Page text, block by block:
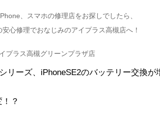
、スマホの修理店をお探しでしたら、
心修理でおなじみのアイプラス高槻店へ！
プラス高槻グリーンプラザ店
リーズ、iPhoneSE2のバッテリー交換が
？